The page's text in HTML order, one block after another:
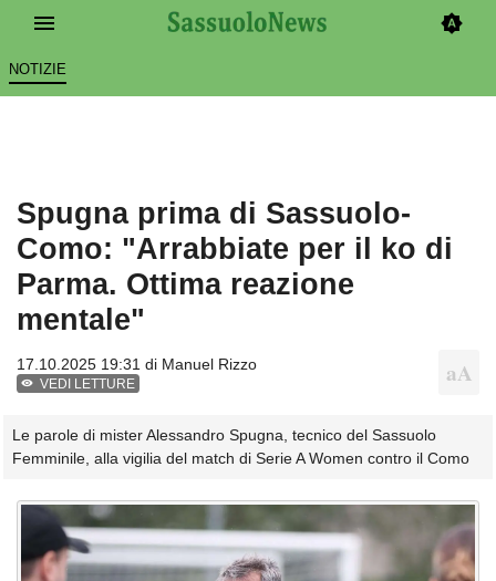
NOTIZIE
Spugna prima di Sassuolo-
Como: "Arrabbiate per il ko di
Parma. Ottima reazione
mentale"
17.10.2025 19:31 di Manuel Rizzo
VEDI LETTURE
Le parole di mister Alessandro Spugna, tecnico del Sassuolo
Femminile, alla vigilia del match di Serie A Women contro il Como